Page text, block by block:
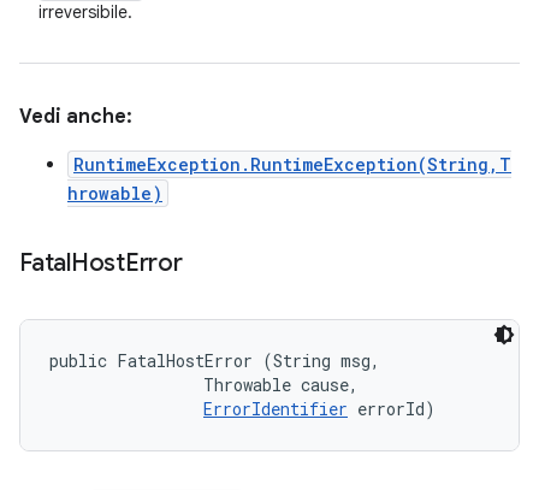
irreversibile.
Vedi anche:
RuntimeException.RuntimeException(String,T
hrowable)
FatalHostError
public FatalHostError (String msg,
                Throwable cause,
ErrorIdentifier errorId)